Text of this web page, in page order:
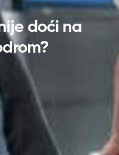
doći na